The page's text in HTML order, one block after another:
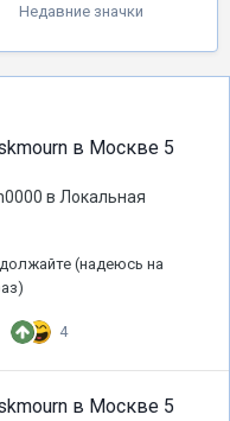
Недавние значки
в Москве 5
в Локальная
(надеюсь на
4
в Москве 5